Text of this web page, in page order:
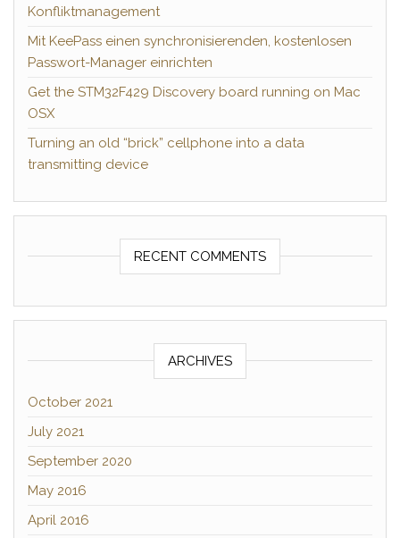
Konfliktmanagement
Mit KeePass einen synchronisierenden, kostenlosen
Passwort-Manager einrichten
Get the STM32F429 Discovery board running on Mac
OSX
Turning an old “brick” cellphone into a data
transmitting device
RECENT COMMENTS
ARCHIVES
October 2021
July 2021
September 2020
May 2016
April 2016